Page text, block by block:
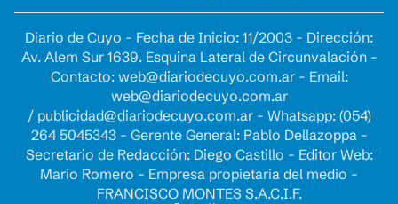
Diario de Cuyo - Fecha de Inicio: 11/2003 - Dirección:
Av. Alem Sur 1639. Esquina Lateral de Circunvalación -
Contacto: web@diariodecuyo.com.ar- Email:
web@diariodecuyo.com.ar
/ publicidad@diariodecuyo.com.ar- Whatsapp: (054)
264 5045343 - Gerente General: Pablo Dellazoppa -
Secretario de Redacción: Diego Castillo - Editor Web:
Mario Romero - Empresa propietaria del medio -
FRANCISCO MONTES S.A.C.I.F.